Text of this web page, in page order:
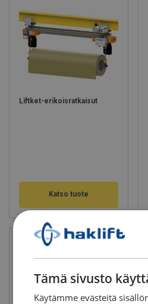
Liftket-erikoisratkaisut
Katso tuote
Tämä sivusto
Käytämme evästeitä